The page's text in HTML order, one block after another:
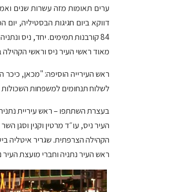
ערים תאומות מזה עשרות שנים
דווקא ביום חגיגות הבסטיליה,
84 קורבנות תמימים. יחד, ניס
מאוד ראשי העיר ניס וראשי הקהילה
ראש העירייה הוסיפה: "מכאן,
לשלוח תנחומים למשפחות
בעצרת השתתפו – ראש עיריית
העיר ניס, עו״ד מרטין וקנין וסגן
הקהילה הצרפתית. שגריר איטליה
ראש העיר נתניה וחברי מועצת העיר